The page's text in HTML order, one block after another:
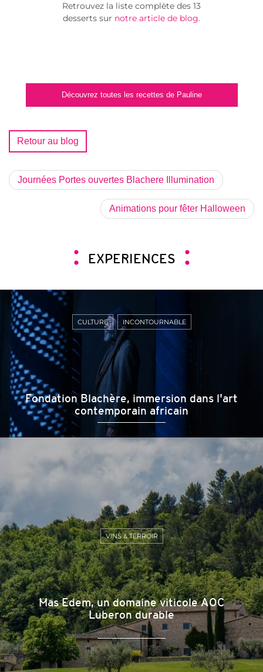
Retrouvez la liste complète des 13
desserts sur notre article de blog.
Découvrez toutes les recettes de Pauline
Retour au blog
Journées Portes ouvertes Blachere Illumination
Animations pour fêter Halloween
EXPERIENCES
Fondation Blachère, immersion dans l'art
contemporain africain
CULTURE INCONTOURNABLE
Mas Edem, un domaine viticole AOC
Luberon durable
VINS & TERROIR